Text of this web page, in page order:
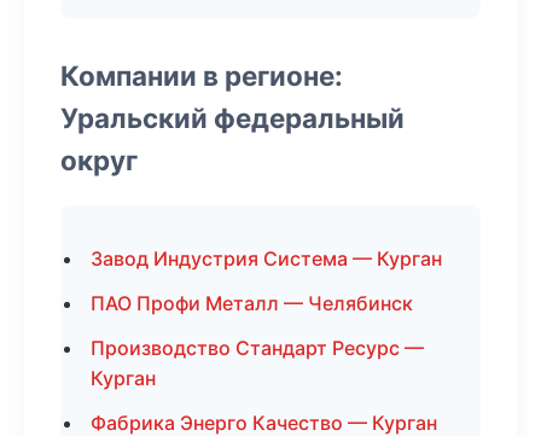
Компании в регионе:
Уральский федеральный
округ
Завод Индустрия Система — Курган
ПАО Профи Металл — Челябинск
Производство Стандарт Ресурс —
Курган
Фабрика Энерго Качество — Курган